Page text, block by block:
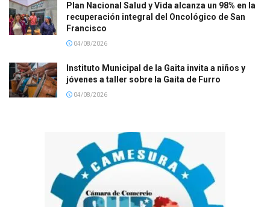
Plan Nacional Salud y Vida alcanza un 98% en la
recuperación integral del Oncológico de San
Francisco
04/08/2026
Instituto Municipal de la Gaita invita a niños y
jóvenes a taller sobre la Gaita de Furro
04/08/2026